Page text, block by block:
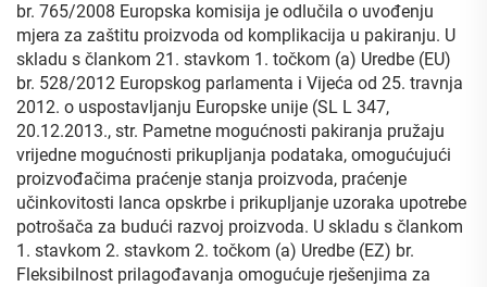
br. 765/2008 Europska komisija je odlučila o uvođenju
mjera za zaštitu proizvoda od komplikacija u pakiranju. U
skladu s člankom 21. stavkom 1. točkom (a) Uredbe (EU)
br. 528/2012 Europskog parlamenta i Vijeća od 25. travnja
2012. o uspostavljanju Europske unije (SL L 347,
20.12.2013., str. Pametne mogućnosti pakiranja pružaju
vrijedne mogućnosti prikupljanja podataka, omogućujući
proizvođačima praćenje stanja proizvoda, praćenje
učinkovitosti lanca opskrbe i prikupljanje uzoraka upotrebe
potrošača za budući razvoj proizvoda. U skladu s člankom
1. stavkom 2. stavkom 2. točkom (a) Uredbe (EZ) br.
Fleksibilnost prilagođavanja omogućuje rješenjima za